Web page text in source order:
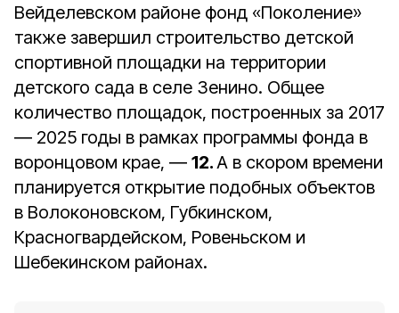
Вейделевском районе фонд «Поколение»
также завершил строительство детской
спортивной площадки на территории
детского сада в селе Зенино. Общее
количество площадок, построенных за 2017
― 2025 годы в рамках программы фонда в
воронцовом крае, ― 12.А в скором времени
планируется открытие подобных объектов
в Волоконовском, Губкинском,
Красногвардейском, Ровеньском и
Шебекинском районах.